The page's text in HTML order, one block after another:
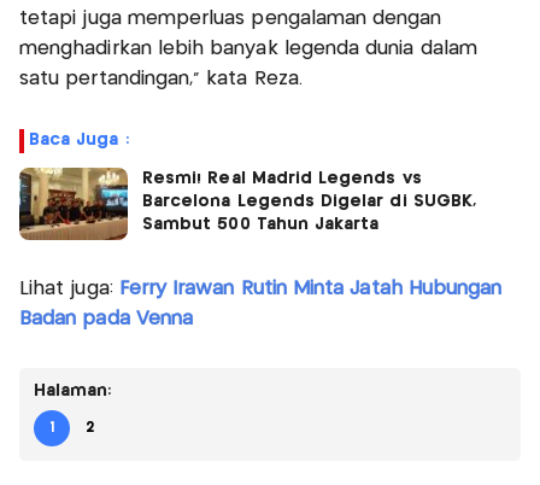
tetapi juga memperluas pengalaman dengan
menghadirkan lebih banyak legenda dunia dalam
satu pertandingan,” kata Reza.
Baca Juga :
Resmi! Real Madrid Legends vs
Barcelona Legends Digelar di SUGBK,
Sambut 500 Tahun Jakarta
Lihat juga: Ferry Irawan Rutin Minta Jatah Hubungan
Badan pada Venna
Halaman:
1 2